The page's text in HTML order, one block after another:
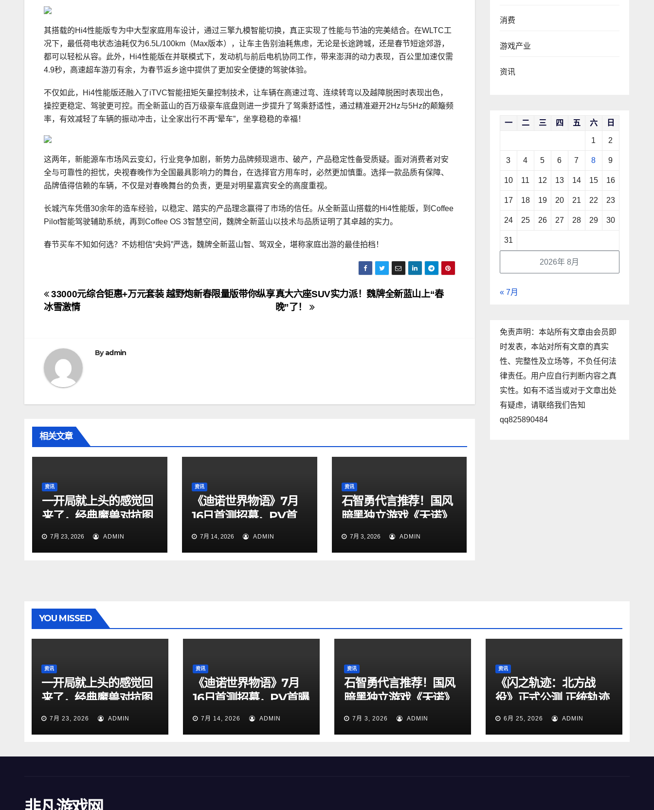
其搭载的Hi4性能版专为中大型家庭用车设计，通过三擎九模智能切换，真正实现了性能与节油的完美结合。在WLTC工
况下，最低荷电状态油耗仅为6.5L/100km（Max版本），让车主告别油耗焦虑，无论是长途跨城，还是春节短途郊游，
都可以轻松从容。此外，Hi4性能版在并联模式下，发动机与前后电机协同工作，带来澎湃的动力表现，百公里加速仅需
4.9秒，高速超车游刃有余，为春节返乡途中提供了更加安全便捷的驾驶体验。
不仅如此，Hi4性能版还融入了iTVC智能扭矩矢量控制技术，让车辆在高速过弯、连续转弯以及越障脱困时表现出色，
操控更稳定、驾驶更可控。而全新蓝山的百万级豪车底盘则进一步提升了驾乘舒适性，通过精准避开2Hz与5Hz的颠簸频
率，有效减轻了车辆的振动冲击，让全家出行不再“晕车”，坐享稳稳的幸福！
这两年，新能源车市场风云变幻，行业竞争加剧，新势力品牌频现退市、破产，产品稳定性备受质疑。面对消费者对安
全与可靠性的担忧，央视春晚作为全国最具影响力的舞台，在选择官方用车时，必然更加慎重。选择一款品质有保障、
品牌值得信赖的车辆，不仅是对春晚舞台的负责，更是对明星嘉宾安全的高度重视。
长城汽车凭借30余年的造车经验，以稳定、踏实的产品理念赢得了市场的信任。从全新蓝山搭载的Hi4性能版，到Coffee
Pilot智能驾驶辅助系统，再到Coffee OS 3智慧空间，魏牌全新蓝山以技术与品质证明了其卓越的实力。
春节买车不知如何选？不妨相信“央妈”严选，魏牌全新蓝山智、驾双全，堪称家庭出游的最佳拍档！
文
章
航
真大六座SUV实力派！魏牌全新蓝山上“春
晚”了！
33000元综合钜惠+万元套装 越野炮新春限量版带你纵享
冰雪激情
Byadmin
相关文章
资讯
一开局就上头的感觉回
来了，经典魔兽对抗图
依旧够味
7月 23, 2026 ADMIN
资讯
《迪诺世界物语》7月
16日首测招募，PV首
曝7月 14, 2026 ADMIN
资讯
石智勇代言推荐！国风
暗黑独立游戏《天诺》
定档7月6日上线！
7月 3, 2026 ADMIN
消费
游戏产业
资讯
2026年 8月
一 二 三 四 五 六 日
1 2
3 4 5 6 7 8 9
10 11 12 13 14 15 16
17 18 19 20 21 22 23
24 25 26 27 28 29 30
31
« 7月
免责声明：本站所有文章由会员即
时发表，本站对所有文章的真实
性、完整性及立场等，不负任何法
律责任。用户应自行判断内容之真
实性。如有不适当或对于文章出处
有疑虑，请联络我们告知
qq825890484
YOU MISSED
资讯
一开局就上头的感觉回
来了，经典魔兽对抗图
依旧够味
7月 23, 2026 ADMIN
资讯
《迪诺世界物语》7月
16日首测招募，PV首曝
7月 14, 2026 ADMIN
资讯
石智勇代言推荐！国风
暗黑独立游戏《天诺》
定档7月6日上线！
7月 3, 2026 ADMIN
资讯
《闪之轨迹：北方战
役》正式公测 正统轨迹
IP新作来袭！
6月 25, 2026 ADMIN